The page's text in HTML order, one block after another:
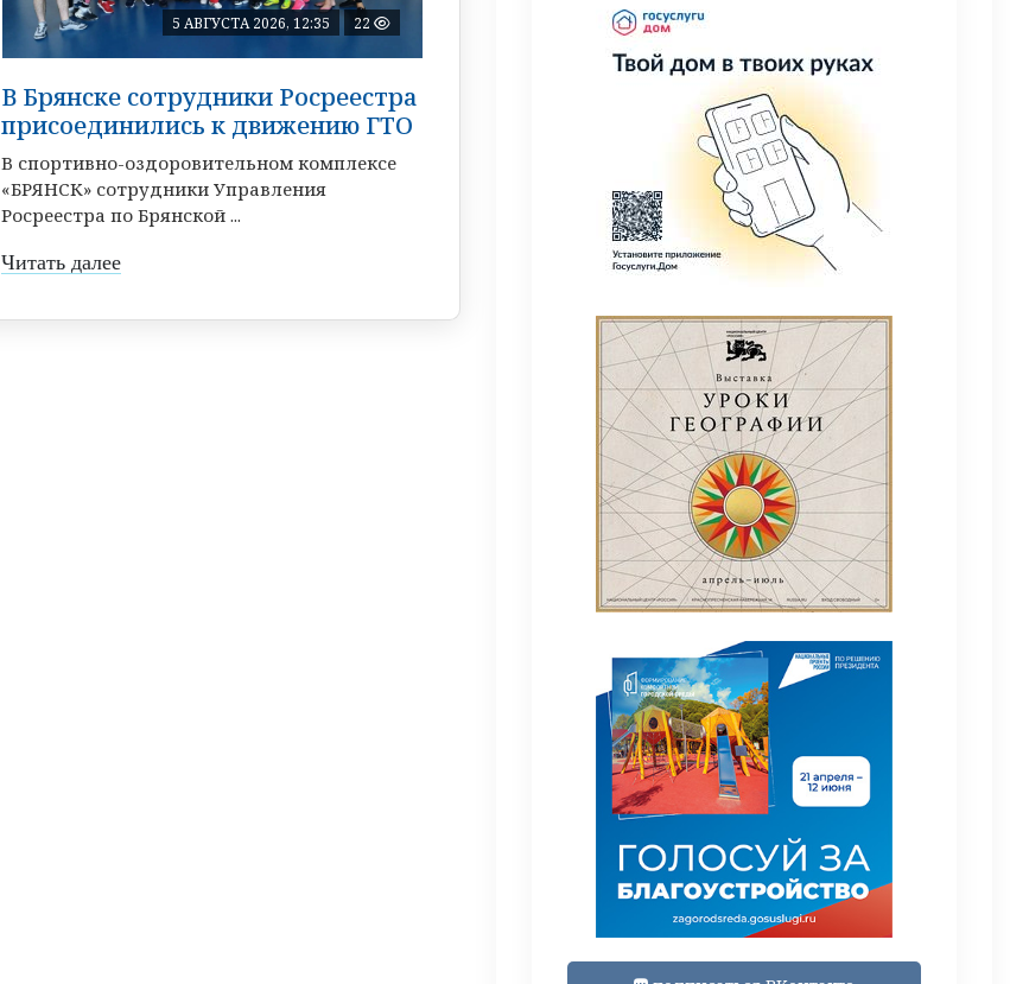
5 АВГУСТА 2026, 12:35 22
В Брянске сотрудники Росреестра
присоединились к движению ГТО
В спортивно-оздоровительном комплексе
«БРЯНСК» сотрудники Управления
Росреестра по Брянской ...
Читать далее